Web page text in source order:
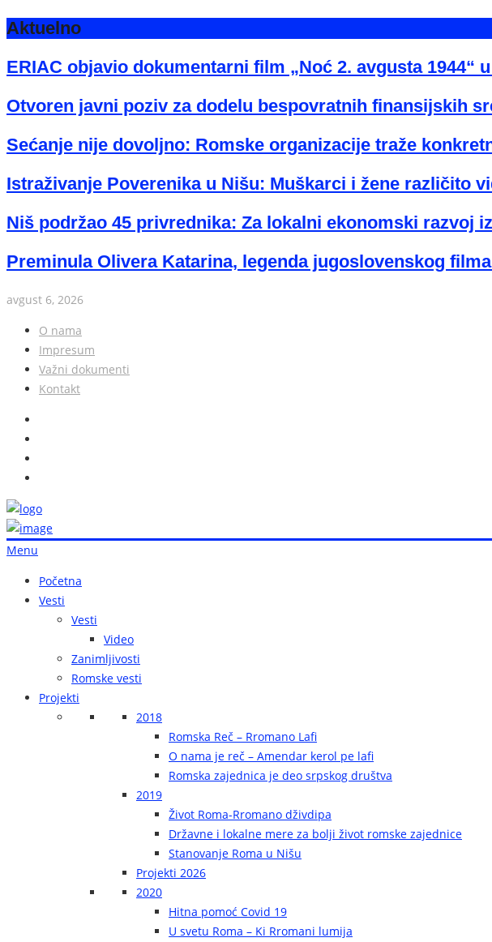
Aktuelno
ERIAC objavio dokumentarni film „Noć 2. avgusta 1944“
Otvoren javni poziv za dodelu bespovratnih finansijskih
Sećanje nije dovoljno: Romske organizacije traže
Istraživanje Poverenika u Nišu: Muškarci i žene različito
Niš podržao 45 privrednika: Za lokalni ekonomski razvoj
Preminula Olivera Katarina, legenda jugoslovenskog
avgust 6, 2026
O nama
Impresum
Važni dokumenti
Kontakt
Menu
Početna
Vesti
Vesti
Video
Zanimljivosti
Romske vesti
Projekti
2018
Romska Reč – Rromano Lafi
O nama je reč – Amendar kerol pe lafi
Romska zajednica je deo srpskog društva
2019
Život Roma-Rromano dživdipa
Državne i lokalne mere za bolji život romske zajednice
Stanovanje Roma u Nišu
Projekti 2026
2020
Hitna pomoć Covid 19
U svetu Roma – Ki Rromani lumija